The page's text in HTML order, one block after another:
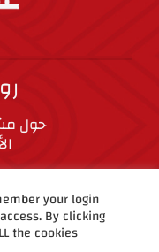
حول
your login
By clicking
the cookies.